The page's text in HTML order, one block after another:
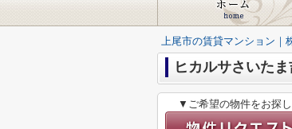
上尾市の賃貸マンション｜
ヒカルサさいた
▼ご希望の物件をお探